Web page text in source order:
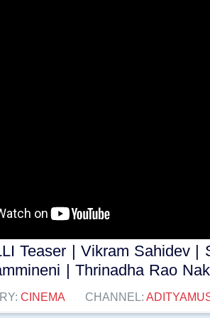
Teaser | Vikram Sahidev |
| Thrinadha Rao
CINEMA CHANNEL: